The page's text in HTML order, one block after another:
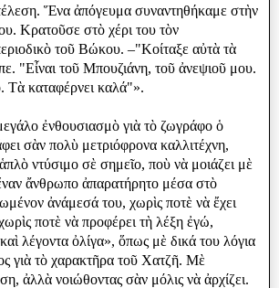
Ἕνα ἀπόγευμα συναντηθήκαμε στὴν
Κρατοῦσε στὸ χέρι του τὸν
τοῦ Βώκου. –"Κοίταξε αὐτὰ τὰ
"Εἶναι τοῦ Μπουζιάνη, τοῦ ἀνεψιοῦ μου.
Τὰ καταφέρνει καλά"».
ἐνθουσιασμὸ γιὰ τὸ ζωγράφο ὁ
σὰν πολὺ μετριόφρονα καλλιτέχνη,
ντύσιμο σὲ σημεῖο, ποὺ νὰ μοιάζει μὲ
ἄνθρωπο ἀπαρατήρητο μέσα στὸ
ἀνάμεσά του, χωρὶς ποτὲ νὰ ἔχει
ποτὲ νὰ προφέρει τὴ λέξη ἐγώ,
λέγοντα ὀλίγα», ὅπως μὲ δικά του λόγια
γιὰ τὸ χαρακτῆρα τοῦ Χατζῆ. Μὲ
ἀλλὰ νοιώθοντας σὰν μόλις νὰ ἀρχίζει.